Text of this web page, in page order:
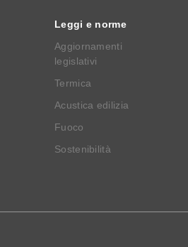
Leggi e norme
Aggiornamenti
legislativi
Termica
Acustica edilizia
Fuoco
Sostenibilità